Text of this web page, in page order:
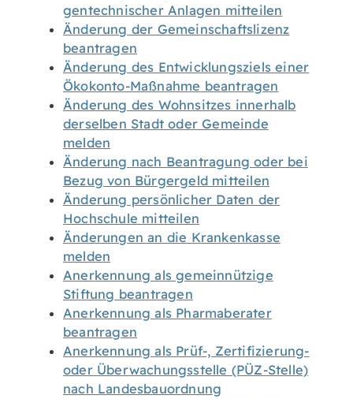
gentechnischer Anlagen mitteilen
Änderung der Gemeinschaftslizenz
beantragen
Änderung des Entwicklungsziels einer
Ökokonto-Maßnahme beantragen
Änderung des Wohnsitzes innerhalb
derselben Stadt oder Gemeinde
melden
Änderung nach Beantragung oder bei
Bezug von Bürgergeld mitteilen
Änderung persönlicher Daten der
Hochschule mitteilen
Änderungen an die Krankenkasse
melden
Anerkennung als gemeinnützige
Stiftung beantragen
Anerkennung als Pharmaberater
beantragen
Anerkennung als Prüf-, Zertifizierung-
oder Überwachungsstelle (PÜZ-Stelle)
nach Landesbauordnung